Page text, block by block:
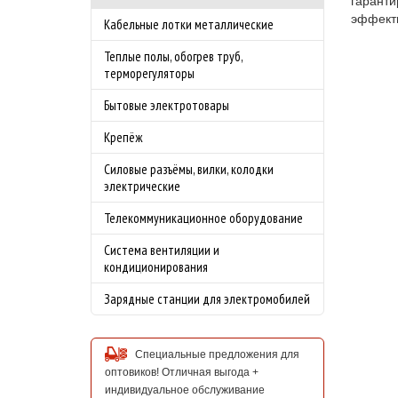
Кабельные лотки металлические
Теплые полы, обогрев труб,
терморегуляторы
Бытовые электротовары
Крепёж
Силовые разъёмы, вилки, колодки
электрические
Телекоммуникационное оборудование
Система вентиляции и
кондиционирования
Зарядные станции для электромобилей
Специальные предложения для
оптовиков! Отличная выгода +
индивидуальное обслуживание